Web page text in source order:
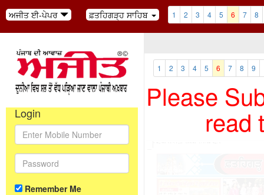
ਅਜੀਤ ਈ-ਪੇਪਰ ਫ਼ਤਹਿਗੜ੍ਹ ਸਾਹਿਬ 1 2 3 4 5 6 7 8
Login
Remember Me
1 2 3 4 5 6 7 8 9
Please
read